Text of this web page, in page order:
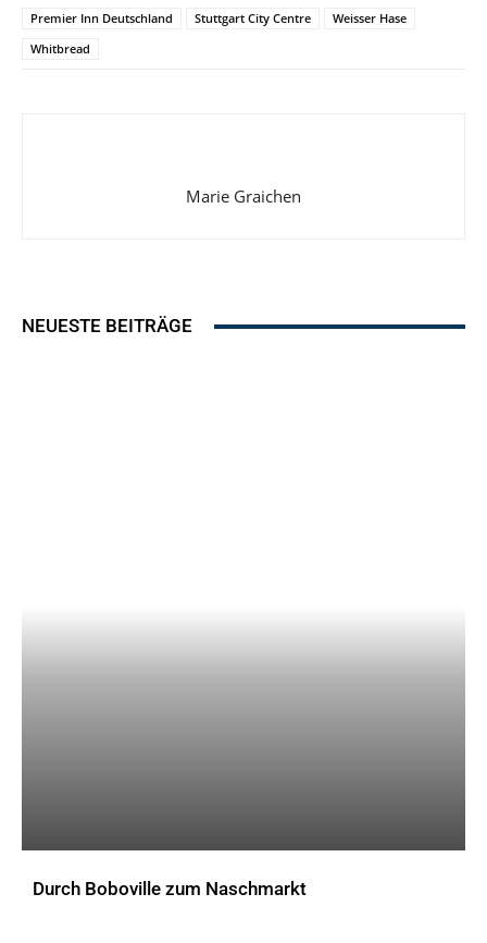
Premier Inn Deutschland
Stuttgart City Centre
Weisser Hase
Whitbread
Marie Graichen
NEUESTE BEITRÄGE
Durch Boboville zum Naschmarkt